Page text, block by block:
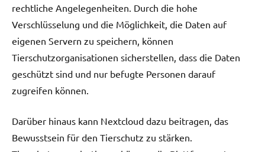
rechtliche Angelegenheiten. Durch die hohe
Verschlüsselung und die Möglichkeit, die Daten auf
eigenen Servern zu speichern, können
Tierschutzorganisationen sicherstellen, dass die Daten
geschützt sind und nur befugte Personen darauf
zugreifen können.
Darüber hinaus kann Nextcloud dazu beitragen, das
Bewusstsein für den Tierschutz zu stärken.